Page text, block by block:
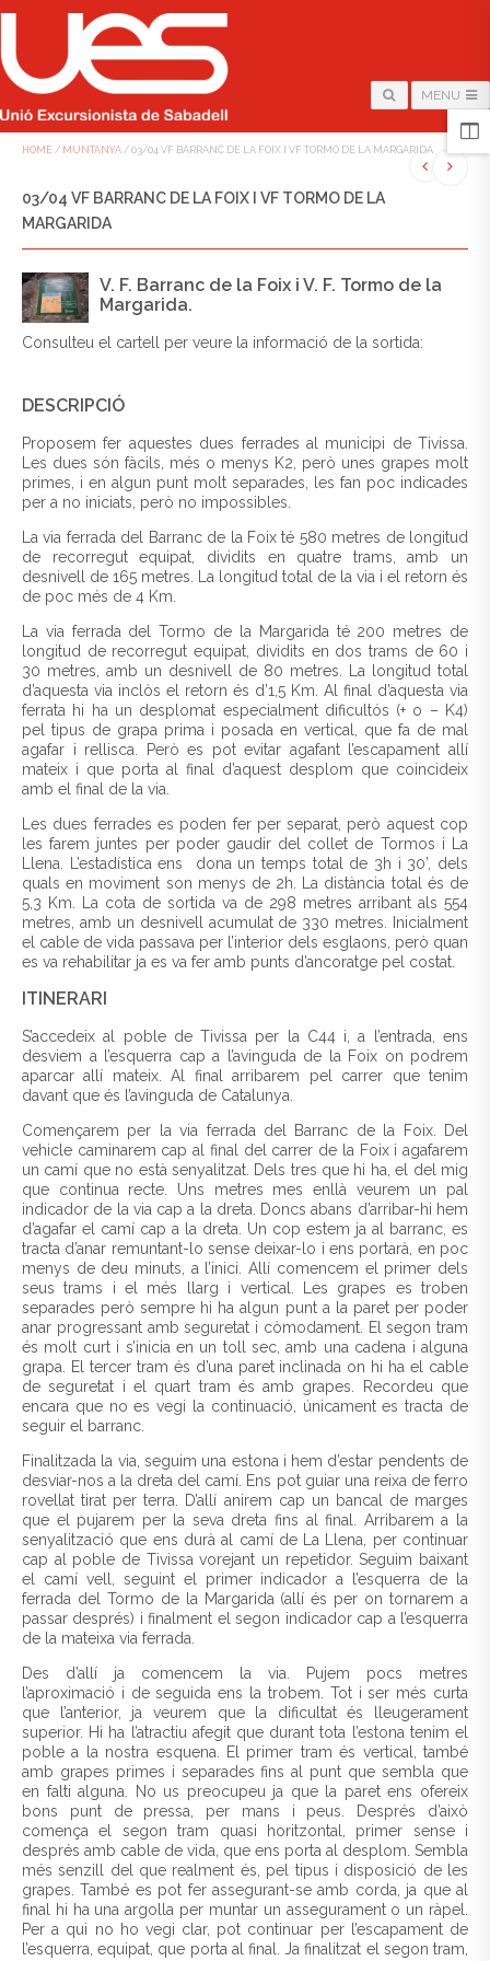
MENU
HOME / MUNTANYA / 03/04 VF BARRANC DE LA FOIX I VF TORMO DE LA MARGARIDA
03/04 VF BARRANC DE LA FOIX I VF TORMO DE LA
MARGARIDA
V. F. Barranc de la Foix i V. F. Tormo de la
Margarida.
Consulteu el cartell per veure la informació de la sortida:
DESCRIPCIÓ
Proposem fer aquestes dues ferrades al municipi de Tivissa.
Les dues són fàcils, més o menys K2, però unes grapes molt
primes, i en algun punt molt separades, les fan poc indicades
per a no iniciats, però no impossibles.
La via ferrada del Barranc de la Foix té 580 metres de longitud
de recorregut equipat, dividits en quatre trams, amb un
desnivell de 165 metres. La longitud total de la via i el retorn és
de poc més de 4 Km.
La via ferrada del Tormo de la Margarida té 200 metres de
longitud de recorregut equipat, dividits en dos trams de 60 i
30 metres, amb un desnivell de 80 metres. La longitud total
d’aquesta via inclòs el retorn és d’1,5 Km. Al final d’aquesta via
ferrata hi ha un desplomat especialment dificultós (+ o – K4)
pel tipus de grapa prima i posada en vertical, que fa de mal
agafar i rellisca. Però es pot evitar agafant l’escapament allí
mateix i que porta al final d’aquest desplom que coincideix
amb el final de la via.
Les dues ferrades es poden fer per separat, però aquest cop
les farem juntes per poder gaudir del collet de Tormos i La
Llena. L’estadística ens dona un temps total de 3h i 30’, dels
quals en moviment son menys de 2h. La distància total és de
5,3 Km. La cota de sortida va de 298 metres arribant als 554
metres, amb un desnivell acumulat de 330 metres. Inicialment
el cable de vida passava per l’interior dels esglaons, però quan
es va rehabilitar ja es va fer amb punts d’ancoratge pel costat.
ITINERARI
S’accedeix al poble de Tivissa per la C44 i, a l’entrada, ens
desviem a l’esquerra cap a l’avinguda de la Foix on podrem
aparcar allí mateix. Al final arribarem pel carrer que tenim
davant que és l’avinguda de Catalunya.
Començarem per la via ferrada del Barranc de la Foix. Del
vehicle caminarem cap al final del carrer de la Foix i agafarem
un camí que no està senyalitzat. Dels tres que hi ha, el del mig
que continua recte. Uns metres mes enllà veurem un pal
indicador de la via cap a la dreta. Doncs abans d’arribar-hi hem
d’agafar el camí cap a la dreta. Un cop estem ja al barranc, es
tracta d’anar remuntant-lo sense deixar-lo i ens portarà, en poc
menys de deu minuts, a l’inici. Allí comencem el primer dels
seus trams i el més llarg i vertical. Les grapes es troben
separades però sempre hi ha algun punt a la paret per poder
anar progressant amb seguretat i còmodament. El segon tram
és molt curt i s’inicia en un toll sec, amb una cadena i alguna
grapa. El tercer tram és d’una paret inclinada on hi ha el cable
de seguretat i el quart tram és amb grapes. Recordeu que
encara que no es vegi la continuació, únicament es tracta de
seguir el barranc.
Finalitzada la via, seguim una estona i hem d’estar pendents de
desviar-nos a la dreta del camí. Ens pot guiar una reixa de ferro
rovellat tirat per terra. D’allí anirem cap un bancal de marges
que el pujarem per la seva dreta fins al final. Arribarem a la
senyalització que ens durà al camí de La Llena, per continuar
cap al poble de Tivissa vorejant un repetidor. Seguim baixant
el camí vell, seguint el primer indicador a l’esquerra de la
ferrada del Tormo de la Margarida (allí és per on tornarem a
passar després) i finalment el segon indicador cap a l’esquerra
de la mateixa via ferrada.
Des d’allí ja comencem la via. Pujem pocs metres
l’aproximació i de seguida ens la trobem. Tot i ser més curta
que l’anterior, ja veurem que la dificultat és lleugerament
superior. Hi ha l’atractiu afegit que durant tota l’estona tenim el
poble a la nostra esquena. El primer tram és vertical, també
amb grapes primes i separades fins al punt que sembla que
en falti alguna. No us preocupeu ja que la paret ens ofereix
bons punt de pressa, per mans i peus. Després d’això
comença el segon tram quasi horitzontal, primer sense i
després amb cable de vida, que ens porta al desplom. Sembla
més senzill del que realment és, pel tipus i disposició de les
grapes. També es pot fer assegurant-se amb corda, ja que al
final hi ha una argolla per muntar un assegurament o un ràpel.
Per a qui no ho vegi clar, pot continuar per l’escapament de
l’esquerra, equipat, que porta al final. Ja finalitzat el segon tram,